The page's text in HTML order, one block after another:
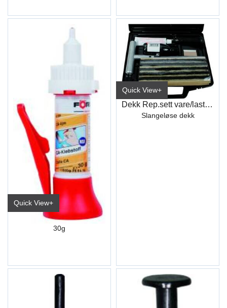
Quick View+
Superlim K186 5*
30g
Quick View+
Dekk Rep.sett vare/last/anleggshjul
Slangeløse dekk